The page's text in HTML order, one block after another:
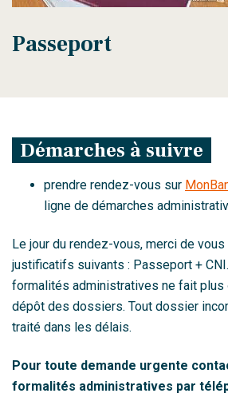
Passeport
Démarches à suivre
prendre rendez-vous sur
ligne de démarches
Le jour du rendez-vous, merci de vous
justificatifs suivants : Passeport +
formalités administratives ne fait plus
dépôt des dossiers. Tout dossier
traité dans les délais.
Pour toute demande urgente
formalités administratives par